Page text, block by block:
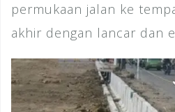
permukaan jalan ke
akhir dengan lancar dan